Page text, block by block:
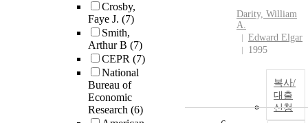
Crosby,
Faye J. (7)
Smith,
Arthur B (7)
CEPR (7)
National
Bureau of
Economic
Research (6)
Darity, William
A.
Edward Elgar
1995
복사/
대출
신청